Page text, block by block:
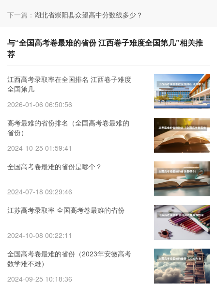
下一篇： 湖北省崇阳县众望高中分数线多少？
与“全国高考卷最难的省份 江西卷子难度全国第几”相关推
荐
江西高考录取率在全国排名 江西卷子难度
全国第几
2026-01-06 06:50:56
高考最难的省份排名（全国高考卷最难的
省份）
2024-10-25 01:59:41
全国高考卷最难的省份是哪个？
2024-07-18 09:29:46
江苏高考录取率 全国高考卷最难的省份
2024-10-08 00:22:11
全国高考卷最难的省份（2023年安徽高考
数学难不难）
2024-09-25 10:18:36